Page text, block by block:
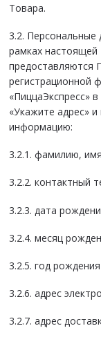
Товара.
3.2. Персональные
рамках настоящей
предоставляются
регистрационной
«ПиццаЭкспресс»
«Укажите адрес»
информацию:
3.2.1. фамилию,
3.2.2. контактный
3.2.3. дата
3.2.4. месяц
3.2.5. год рождения
3.2.6. адрес
3.2.7. адрес